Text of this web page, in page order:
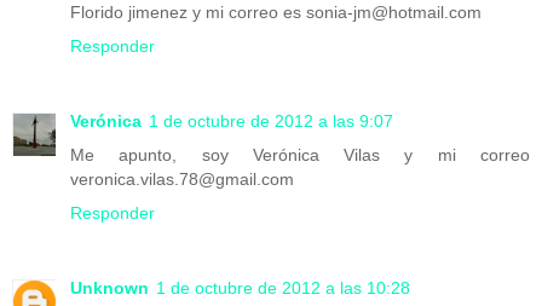
Florido jimenez y mi correo es sonia-jm@hotmail.com
Responder
Verónica 1 de octubre de 2012 a las 9:07
Me apunto, soy Verónica Vilas y mi correo
veronica.vilas.78@gmail.com
Responder
Unknown 1 de octubre de 2012 a las 10:28